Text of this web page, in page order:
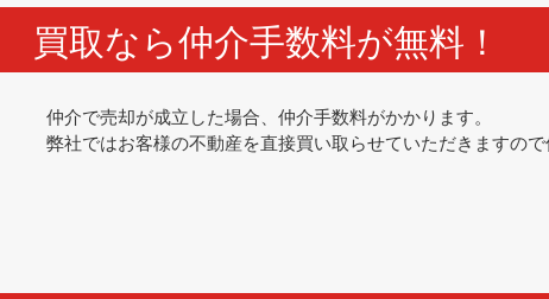
買取なら仲介手数料が無料！
仲介で売却が成立した場合、仲介手数料がかかります。
弊社ではお客様の不動産を直接買い取らせていただきますので